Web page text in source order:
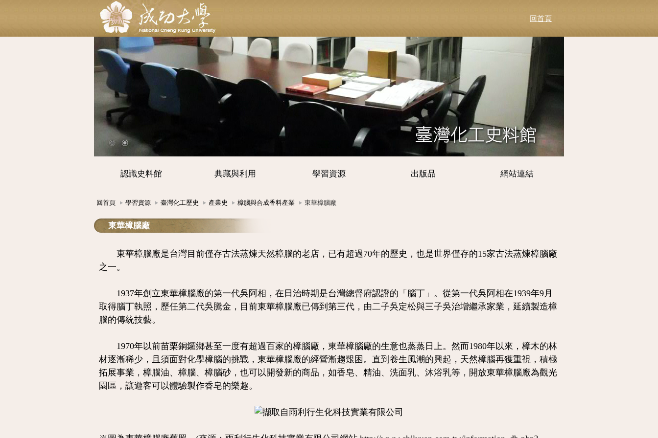
回首頁
認識史料館 典藏與利用 學習資源 出版品 網站連結
回首頁 學習資源 臺灣化工歷史 產業史 樟腦與合成香料產業 東華樟腦廠
東華樟腦廠
東華樟腦廠是台灣目前僅存古法蒸煉天然樟腦的老店，已有超過70年的歷史，也是世界僅存的15家古法蒸煉樟腦廠
之一。
1937年創立東華樟腦廠的第一代吳阿相，在日治時期是台灣總督府認證的「腦丁」。從第一代吳阿相在1939年9月
取得腦丁執照，歷任第二代吳騰金，目前東華樟腦廠已傳到第三代，由二子吳定松與三子吳治增繼承家業，延續製造樟
腦的傳統技藝。
1970年以前苗栗銅鑼鄉甚至一度有超過百家的樟腦廠，東華樟腦廠的生意也蒸蒸日上。然而1980年以來，樟木的林
材逐漸稀少，且須面對化學樟腦的挑戰，東華樟腦廠的經營漸趨艱困。直到養生風潮的興起，天然樟腦再獲重視，積極
拓展事業，樟腦油、樟腦、樟腦砂，也可以開發新的商品，如香皂、精油、洗面乳、沐浴乳等，開放東華樟腦廠為觀光
園區，讓遊客可以體驗製作香皂的樂趣。